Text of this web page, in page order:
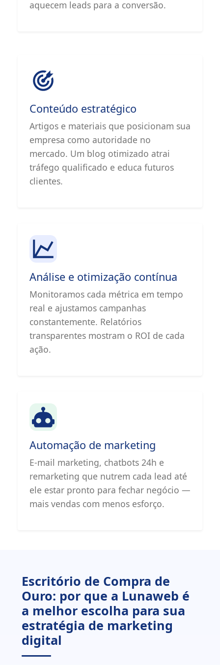
aquecem leads para a conversão.
Conteúdo estratégico
Artigos e materiais que posicionam sua
empresa como autoridade no
mercado. Um blog otimizado atrai
tráfego qualificado e educa futuros
clientes.
Análise e otimização contínua
Monitoramos cada métrica em tempo
real e ajustamos campanhas
constantemente. Relatórios
transparentes mostram o ROI de cada
ação.
Automação de marketing
E-mail marketing, chatbots 24h e
remarketing que nutrem cada lead até
ele estar pronto para fechar negócio —
mais vendas com menos esforço.
Escritório de Compra de
Ouro: por que a Lunaweb é
a melhor escolha para sua
estratégia de marketing
digital